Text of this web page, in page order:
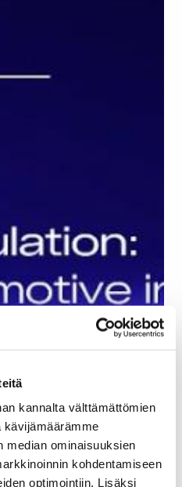
kannalta välttämättömien
median ominaisuuksien
kohdentamiseen
optimointiin. Lisäksi